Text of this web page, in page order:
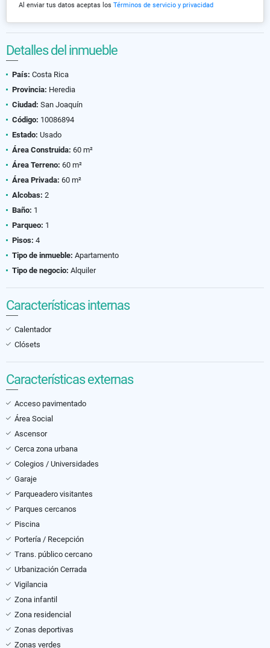
Al enviar tus datos aceptas los Términos de servicio y privacidad
Detalles del inmueble
País: Costa Rica
Provincia: Heredia
Ciudad: San Joaquín
Código: 10086894
Estado: Usado
Área Construida: 60 m²
Área Terreno: 60 m²
Área Privada: 60 m²
Alcobas: 2
Baño: 1
Parqueo: 1
Pisos: 4
Tipo de inmueble: Apartamento
Tipo de negocio: Alquiler
Características internas
Calentador
Clósets
Características externas
Acceso pavimentado
Área Social
Ascensor
Cerca zona urbana
Colegios / Universidades
Garaje
Parqueadero visitantes
Parques cercanos
Piscina
Portería / Recepción
Trans. público cercano
Urbanización Cerrada
Vigilancia
Zona infantil
Zona residencial
Zonas deportivas
Zonas verdes